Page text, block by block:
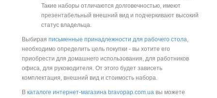
Такие наборы отличаются долговечностью, имеют
презентабельный внешний вид и подчеркивают высокий
статус владельца.
Выбирая письменные принадлежности для рабочего стола,
необходимо определить цель покупки - вы хотите его
приобрести для домашнего использования, для работников
офиса, для руководителя. От этого будет зависеть
комплектация, внешний вид и стоимость набора.
В каталоге интернет-магазина bravopap.com.ua вы можете